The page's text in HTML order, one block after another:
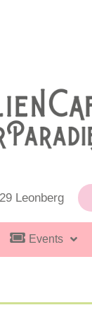
Leonberg
Events